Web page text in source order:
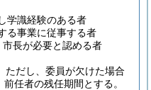
学識経験のある者
る事業に従事する者
長が必要と認める者
ただし、委員が欠けた場合
任者の残任期間とする。